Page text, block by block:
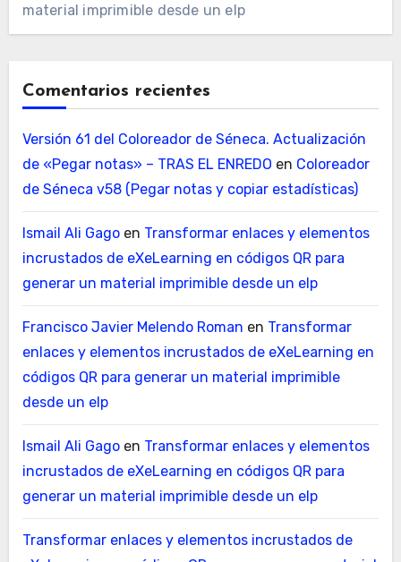
material imprimible desde un elp
Comentarios recientes
Versión 61 del Coloreador de Séneca. Actualización
de «Pegar notas» – TRAS EL ENREDO en Coloreador
de Séneca v58 (Pegar notas y copiar estadísticas)
Ismail Ali Gagoen Transformar enlaces y elementos
incrustados de eXeLearning en códigos QR para
generar un material imprimible desde un elp
Francisco Javier Melendo Roman en Transformar
enlaces y elementos incrustados de eXeLearning en
códigos QR para generar un material imprimible
desde un elp
Ismail Ali Gagoen Transformar enlaces y elementos
incrustados de eXeLearning en códigos QR para
generar un material imprimible desde un elp
Transformar enlaces y elementos incrustados de